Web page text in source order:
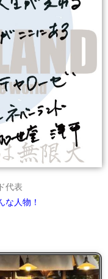
代表
な人物！